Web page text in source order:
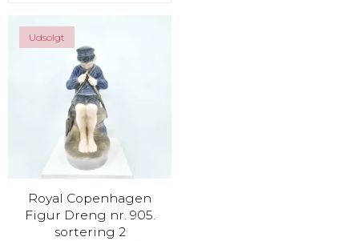
Udsolgt
Royal Copenhagen
Figur Dreng nr. 905.
sortering 2